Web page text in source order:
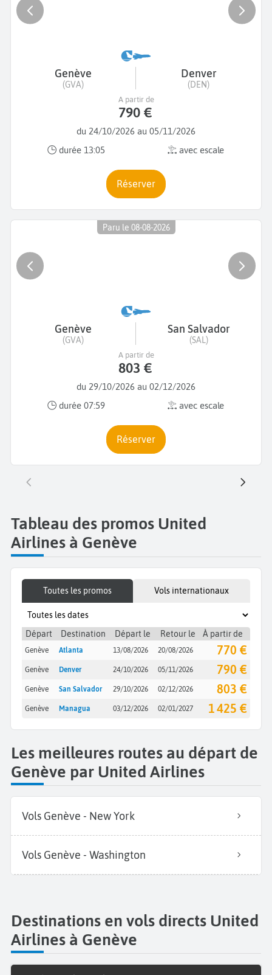
Genève
(GVA)
Denver
(DEN)
du 24/10/2026 au 05/11/2026
durée 13:05
avec escale
A partir de
790 €
Réserver
Paru le 08-08-2026
Genève
(GVA)
San Salvador
(SAL)
du 29/10/2026 au 02/12/2026
durée 07:59
avec escale
A partir de
803 €
Réserver
Tableau des promos United
Airlines à Genève
Toutes les promos Vols internationaux
Départ Destination Départ le Retour le À partir de
Genève Atlanta 13/08/2026 20/08/2026 770 €
Genève Denver 24/10/2026 05/11/2026 790 €
Genève San Salvador 29/10/2026 02/12/2026 803 €
Genève Managua 03/12/2026 02/01/2027 1 425 €
Les meilleures routes au départ de
Genève par United Airlines
Vols Genève - New York
Vols Genève - Washington
Destinations en vols directs United
Airlines à Genève